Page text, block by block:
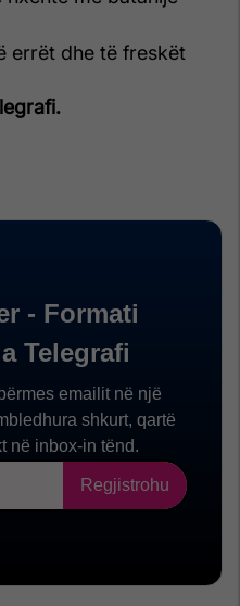
errët dhe të freskët